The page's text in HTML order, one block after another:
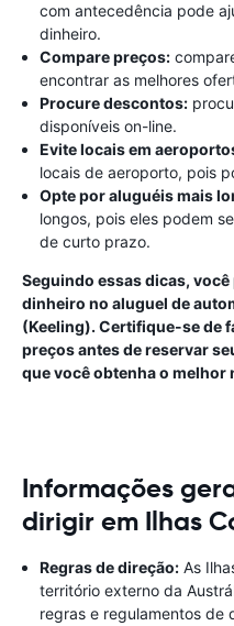
com antecedência pode
dinheiro.
Compare preços:
encontrar as melhores
Procure descontos:
disponíveis on-line.
Evite locais em
locais de aeroporto, pois
Opte por aluguéis mais
longos, pois eles podem
de curto prazo.
Seguindo essas dicas,
dinheiro no aluguel de
(Keeling). Certifique-se de
preços antes de reservar
que você obtenha o melhor
Informações
dirigir em Ilhas
Regras de direção: As
território externo da
regras e regulamentos de